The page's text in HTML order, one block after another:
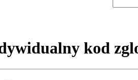
kod